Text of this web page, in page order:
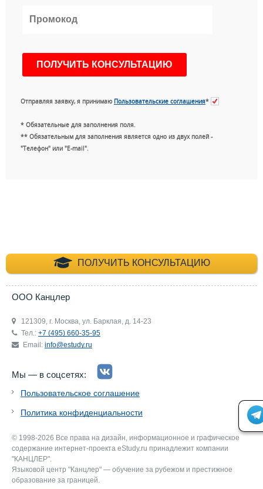
Отправляя заявку, я принимаю Пользовательские соглашения*
* Обязательные для заполнения поля.
** Обязательным для заполнения является одно из двух полей -
"Телефон" или "E-mail".
ПОЛУЧИТЬ КОНСУЛЬТАЦИЮ
+7 (495) 660-35-
ООО Канцлер
121309, г. Москва, ул. Барклая, д. 14-23
Тел.: +7 (495) 660-35-95
Email: info@estudy.ru
Мы — в соцсетях:
Пользовательское соглашение
Политика конфиденциальности
© 1998-2026 Все права на дизайн, информационное и графическое
содержание интернет-проекта eStudy.ru принадлежит компании
"КАНЦЛЕР".
Языковой центр "Канцлер" — обучение за рубежом и престижное
образование за границей.